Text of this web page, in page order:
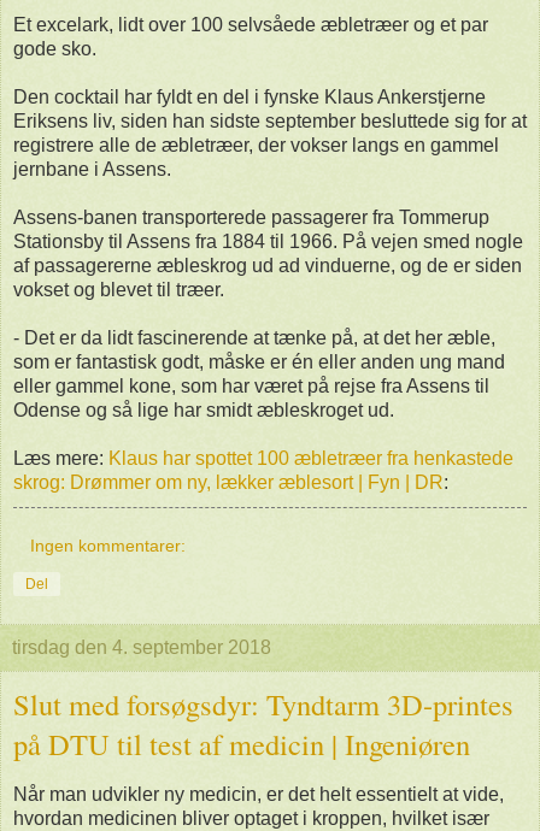
Et excelark, lidt over 100 selvsåede æbletræer og et par
gode sko.
Den cocktail har fyldt en del i fynske Klaus Ankerstjerne
Eriksens liv, siden han sidste september besluttede sig for at
registrere alle de æbletræer, der vokser langs en gammel
jernbane i Assens.
Assens-banen transporterede passagerer fra Tommerup
Stationsby til Assens fra 1884 til 1966. På vejen smed nogle
af passagererne æbleskrog ud ad vinduerne, og de er siden
vokset og blevet til træer.
- Det er da lidt fascinerende at tænke på, at det her æble,
som er fantastisk godt, måske er én eller anden ung mand
eller gammel kone, som har været på rejse fra Assens til
Odense og så lige har smidt æbleskroget ud.
Læs mere: Klaus har spottet 100 æbletræer fra henkastede
skrog: Drømmer om ny, lækker æblesort | Fyn | DR:
Ingen kommentarer:
Del
tirsdag den 4. september 2018
Slut med forsøgsdyr: Tyndtarm 3D-printes
på DTU til test af medicin | Ingeniøren
Når man udvikler ny medicin, er det helt essentielt at vide,
hvordan medicinen bliver optaget i kroppen, hvilket især